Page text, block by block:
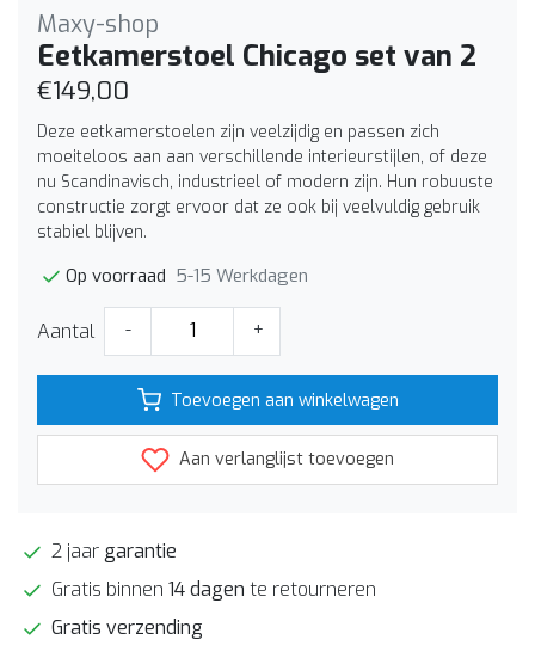
Maxy-shop
Eetkamerstoel Chicago set van 2
€149,00
Deze eetkamerstoelen zijn veelzijdig en passen zich
moeiteloos aan aan verschillende interieurstijlen, of deze
nu Scandinavisch, industrieel of modern zijn. Hun robuuste
constructie zorgt ervoor dat ze ook bij veelvuldig gebruik
stabiel blijven.
Op voorraad 5-15 Werkdagen
Aantal - +
Toevoegen aan winkelwagen
Aan verlanglijst toevoegen
2 jaar garantie
Gratis binnen 14 dagen te retourneren
Gratis verzending